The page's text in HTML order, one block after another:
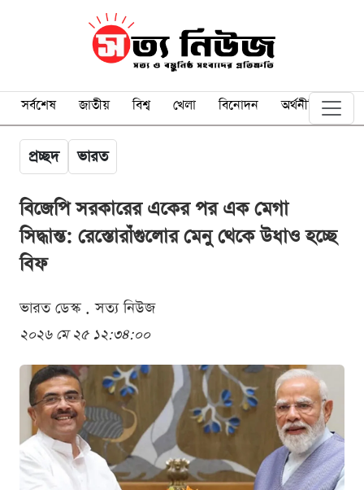
সর্বশেষ জাতীয় বিশ্ব খেলা বিনোদন অর্থনীতি
প্রচ্ছদ ভারত
বিজেপি সরকারের একের পর এক মেগা
সিদ্ধান্ত: রেস্তোরাঁগুলোর মেনু থেকে উধাও হচ্ছে
বিফ
ভারত ডেস্ক . সত্য নিউজ
২০২৬ মে ২৫ ১২:৩৪:০০